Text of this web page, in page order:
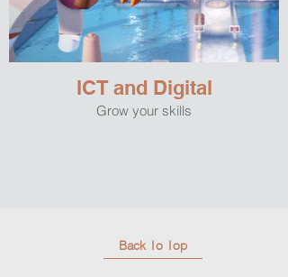
ICT and Digital
Grow your skills
Back To Top